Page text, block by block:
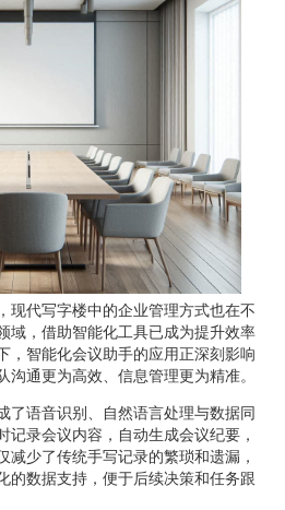
现代写字楼中的企业管理方式也在不
域，借助智能化工具已成为提升效率
，智能化会议助手的应用正深刻影响
通更为高效、信息管理更为精准。
了语音识别、自然语言处理与数据同
记录会议内容，自动生成会议纪要，
减少了传统手写记录的繁琐和遗漏，
的数据支持，便于后续决策和任务跟